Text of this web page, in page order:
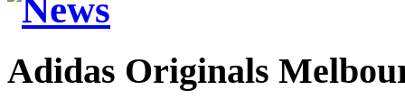
Adidas Originals